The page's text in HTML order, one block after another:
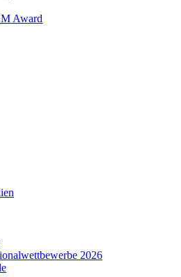
Award
2026